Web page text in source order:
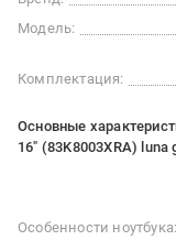
Модель:
Комплектация:
Основные
16" (83K8003XRA) luna
Особенности ноутбука: